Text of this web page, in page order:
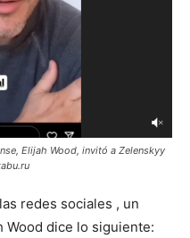
Elijah Wood, invitó a Zelenskyy
redes sociales , un
Wood dice lo siguiente: